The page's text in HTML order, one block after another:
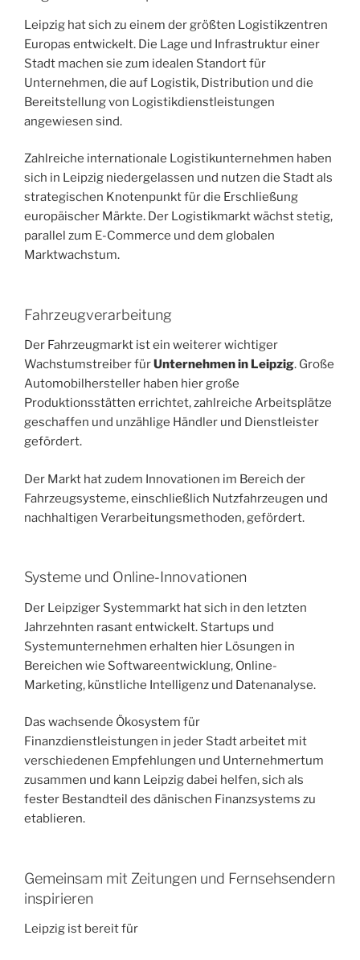
Leipzig hat sich zu einem der größten Logistikzentren
Europas entwickelt. Die Lage und Infrastruktur einer
Stadt machen sie zum idealen Standort für
Unternehmen, die auf Logistik, Distribution und die
Bereitstellung von Logistikdienstleistungen
angewiesen sind.
Zahlreiche internationale Logistikunternehmen haben
sich in Leipzig niedergelassen und nutzen die Stadt als
strategischen Knotenpunkt für die Erschließung
europäischer Märkte. Der Logistikmarkt wächst stetig,
parallel zum E-Commerce und dem globalen
Marktwachstum.
Fahrzeugverarbeitung
Der Fahrzeugmarkt ist ein weiterer wichtiger
Wachstumstreiber fürUnternehmen in Leipzig. Große
Automobilhersteller haben hier große
Produktionsstätten errichtet, zahlreiche Arbeitsplätze
geschaffen und unzählige Händler und Dienstleister
gefördert.
Der Markt hat zudem Innovationen im Bereich der
Fahrzeugsysteme, einschließlich Nutzfahrzeugen und
nachhaltigen Verarbeitungsmethoden, gefördert.
Systeme und Online-Innovationen
Der Leipziger Systemmarkt hat sich in den letzten
Jahrzehnten rasant entwickelt. Startups und
Systemunternehmen erhalten hier Lösungen in
Bereichen wie Softwareentwicklung, Online-
Marketing, künstliche Intelligenz und Datenanalyse.
Das wachsende Ökosystem für
Finanzdienstleistungen in jeder Stadt arbeitet mit
verschiedenen Empfehlungen und Unternehmertum
zusammen und kann Leipzig dabei helfen, sich als
fester Bestandteil des dänischen Finanzsystems zu
etablieren.
Gemeinsam mit Zeitungen und Fernsehsendern
inspirieren
Leipzig ist bereit für